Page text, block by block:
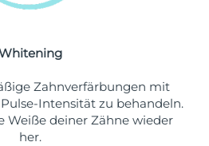
Zahnverfärbungen mit
Intensität zu behandeln.
Weiße deiner Zähne wieder
her.
09/08/2026
Erwartete Lieferung
09/08/2026